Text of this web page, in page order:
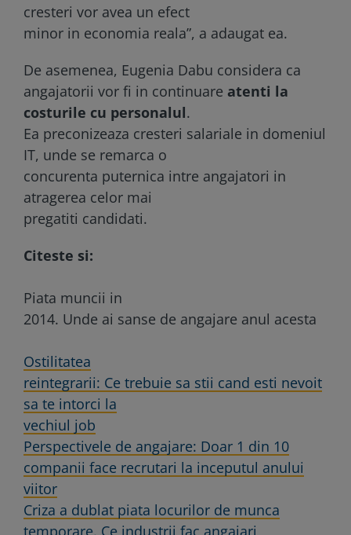
cresteri vor avea un efect
minor in economia reala”, a adaugat ea.
De asemenea, Eugenia Dabu considera ca
angajatorii vor fi in continuare atenti la
costurile cu personalul.
Ea preconizeaza cresteri salariale in domeniul
IT, unde se remarca o
concurenta puternica intre angajatori in
atragerea celor mai
pregatiti candidati.
Citeste si:
Piata muncii in
2014. Unde ai sanse de angajare anul acesta
Ostilitatea
reintegrarii: Ce trebuie sa stii cand esti nevoit
sa te intorci la
vechiul job
Perspectivele de angajare: Doar 1 din 10
companii face recrutari la inceputul anului
viitor
Criza a dublat piata locurilor de munca
temporare. Ce industrii fac angajari